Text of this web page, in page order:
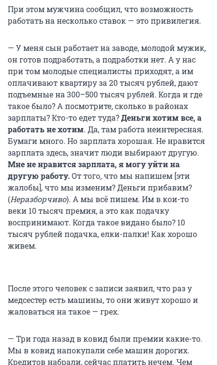
При этом мужчина сообщил, что возможность
работать на несколько ставок — это привилегия.
— У меня сын работает на заводе, молодой мужик,
он готов подработать, а подработки нет. А у нас
при том молодые специалисты приходят, а им
оплачивают квартиру за 20 тысяч рублей, дают
подъемные на 300–500 тысяч рублей. Когда и где
такое было? А посмотрите, сколько в районах
зарплаты? Кто-то едет туда?Деньги хотим все, а
работать не хотим. Да, там работа неинтересная.
Бумаги много. Но зарплата хорошая. Не нравится
зарплата здесь, значит люди выбирают другую.
Мне не нравится зарплата, я могу уйти на
другую работу.От того, что мы напишем [эти
жалобы], что мы изменим? Деньги прибавим?
(Неразборчиво). А мы всё пишем. Им в кои-то
веки 10 тысяч премия, а это как подачку
воспринимают. Когда такое видано было? 10
тысяч рублей подачка, елки-палки! Как хорошо
живем.
После этого человек с записи заявил, что раз у
медсестер есть машины, то они живут хорошо и
жаловаться на такое — грех.
— Три года назад в ковид были премии какие-то.
Мы в ковид напокупали себе машин дорогих.
Кредитов набрали, сейчас платить нечем. Чем